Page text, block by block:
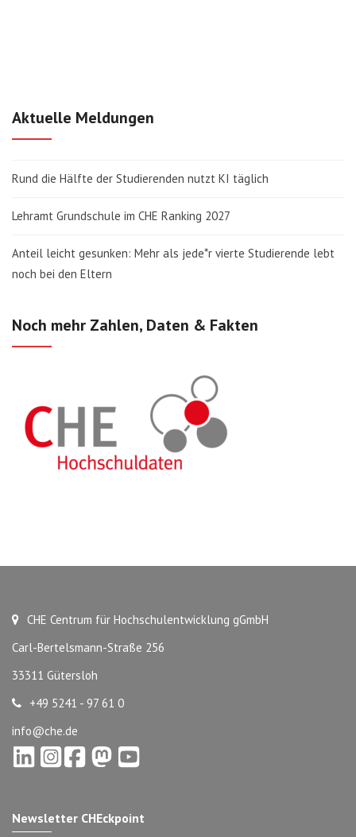
Aktuelle Meldungen
Rund die Hälfte der Studierenden nutzt KI täglich
Lehramt Grundschule im CHE Ranking 2027
Anteil leicht gesunken: Mehr als jede*r vierte Studierende lebt
noch bei den Eltern
Noch mehr Zahlen, Daten & Fakten
CHE Centrum für Hochschulentwicklung gGmbH
Carl-Bertelsmann-Straße 256
33311 Gütersloh
+49 5241 - 97 61 0
info@che.de
Newsletter CHEckpoint